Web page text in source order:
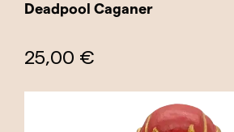
Deadpool Caganer
25,00 €